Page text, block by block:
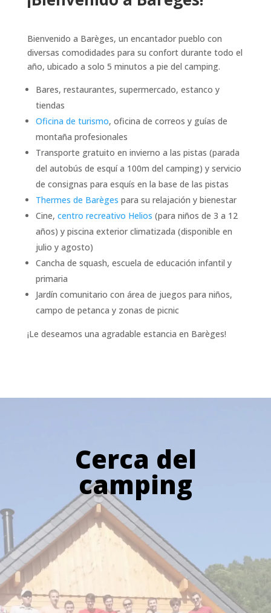
Bienvenido a Barèges, un encantador pueblo con
diversas comodidades para su confort durante todo el
año, ubicado a solo 5 minutos a pie del camping.
Bares, restaurantes, supermercado, estanco y
tiendas
Oficina de turismo, oficina de correos y guías de
montaña profesionales
Transporte gratuito en invierno a las pistas (parada
del autobús de esquí a 100m del camping) y servicio
de consignas para esquís en la base de las pistas
Thermes de Barèges para su relajación y bienestar
Cine, centro recreativo Helios (para niños de 3 a 12
años) y piscina exterior climatizada (disponible en
julio y agosto)
Cancha de squash, escuela de educación infantil y
primaria
Jardín comunitario con área de juegos para niños,
campo de petanca y zonas de picnic
¡Le deseamos una agradable estancia en Barèges!
Cerca del
camping